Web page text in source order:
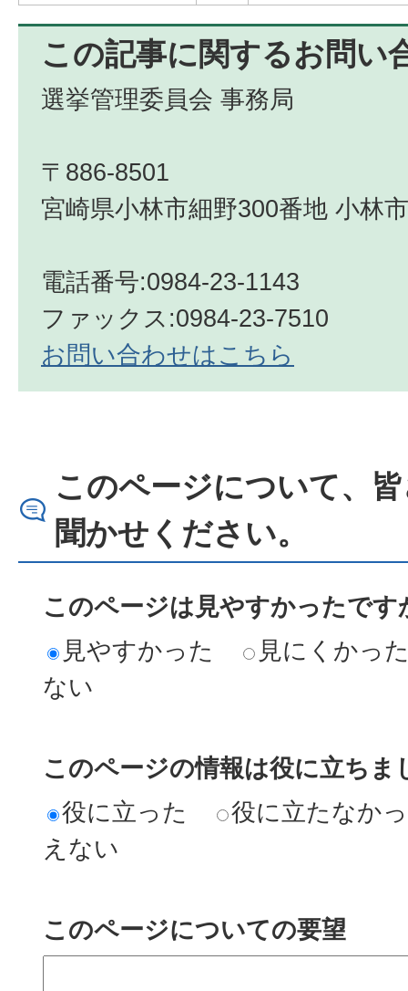
この記事に関するお問い
選挙管理委員会 事務局
〒886-8501
宮崎県小林市細野300番地 小林
電話番号:0984-23-1143
ファックス:0984-23-7510
お問い合わせはこちら
このページについて、
聞かせください。
このページは見やすかったです
見やすかった
見にくかっ
ない
このページの情報は役に立ちま
役に立った
役に立たなか
えない
このページについての要望